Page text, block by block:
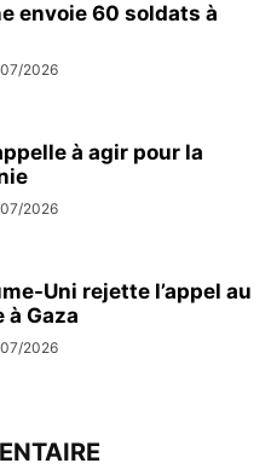
envoie 60 soldats à
2026
à agir pour la
2026
Uni rejette l’appel au
à Gaza
2026